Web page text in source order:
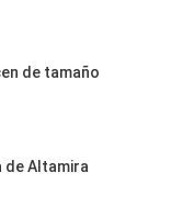
de tamaño
de Altamira